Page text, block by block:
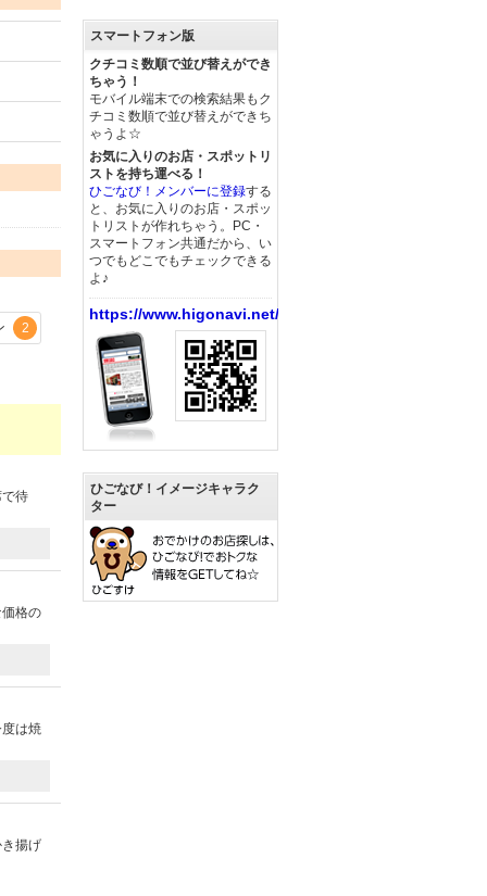
2
待
格の
は焼
揚げ
スマートフォン版
クチコミ数順で並び替えができ
ちゃう！
モバイル端末での検索結果もク
チコミ数順で並び替えができち
ゃうよ☆
お気に入りのお店・スポットリ
ストを持ち運べる！
ひごなび！メンバーに登録する
と、お気に入りのお店・スポッ
トリストが作れちゃう。PC・
スマートフォン共通だから、い
つでもどこでもチェックできる
よ♪
https://www.higonavi.net/
ひごなび！イメージキャラク
ター